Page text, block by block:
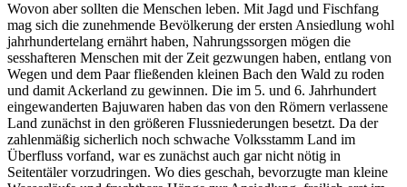
Wovon aber sollten die Menschen leben. Mit Jagd und Fischfang
mag sich die zunehmende Bevölkerung der ersten Ansiedlung wohl
jahrhundertelang ernährt haben, Nahrungssorgen mögen die
sesshafteren Menschen mit der Zeit gezwungen haben, entlang von
Wegen und dem Paar fließenden kleinen Bach den Wald zu roden
und damit Ackerland zu gewinnen. Die im 5. und 6. Jahrhundert
eingewanderten Bajuwaren haben das von den Römern verlassene
Land zunächst in den größeren Flussniederungen besetzt. Da der
zahlenmäßig sicherlich noch schwache Volksstamm Land im
Überfluss vorfand, war es zunächst auch gar nicht nötig in
Seitentäler vorzudringen. Wo dies geschah, bevorzugte man kleine